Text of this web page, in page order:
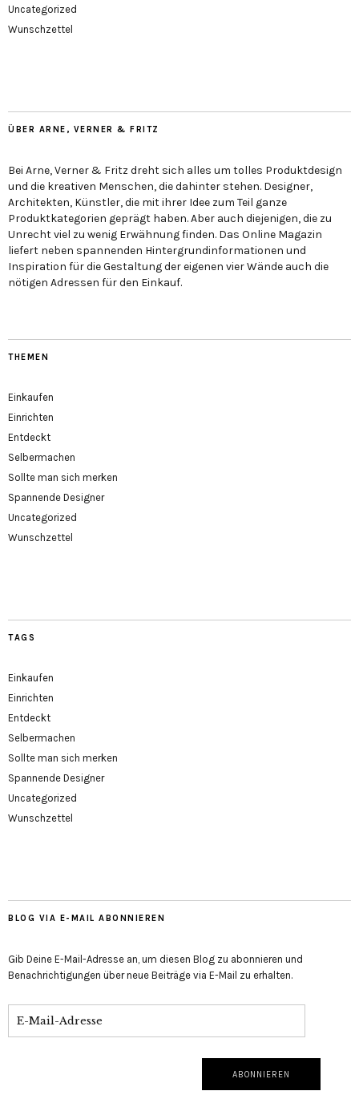
Uncategorized
Wunschzettel
ÜBER ARNE, VERNER & FRITZ
Bei Arne, Verner & Fritz dreht sich alles um tolles Produktdesign
und die kreativen Menschen, die dahinter stehen. Designer,
Architekten, Künstler, die mit ihrer Idee zum Teil ganze
Produktkategorien geprägt haben. Aber auch diejenigen, die zu
Unrecht viel zu wenig Erwähnung finden. Das Online Magazin
liefert neben spannenden Hintergrundinformationen und
Inspiration für die Gestaltung der eigenen vier Wände auch die
nötigen Adressen für den Einkauf.
THEMEN
Einkaufen
Einrichten
Entdeckt
Selbermachen
Sollte man sich merken
Spannende Designer
Uncategorized
Wunschzettel
TAGS
Einkaufen
Einrichten
Entdeckt
Selbermachen
Sollte man sich merken
Spannende Designer
Uncategorized
Wunschzettel
BLOG VIA E-MAIL ABONNIEREN
Gib Deine E-Mail-Adresse an, um diesen Blog zu abonnieren und
Benachrichtigungen über neue Beiträge via E-Mail zu erhalten.